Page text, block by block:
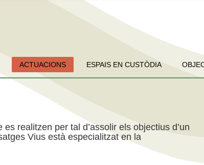
ACTUACIONS ESPAIS EN CUSTÒDIA
realitzen per tal d’assolir els objectius d’un
Vius està especialitzat en la